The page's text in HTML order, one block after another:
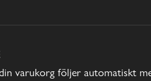
varukorg följer automatiskt